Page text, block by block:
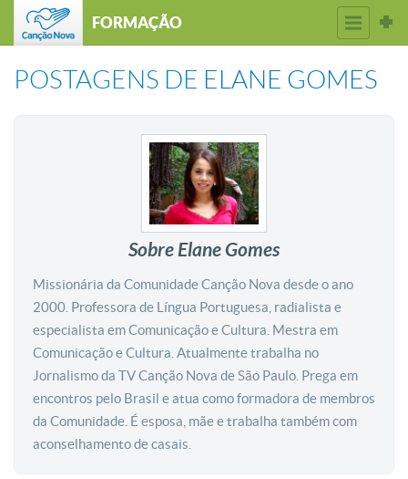
FORMAÇÃO
POSTAGENS DE ELANE GOMES
Sobre Elane Gomes
Missionária da Comunidade Canção Nova desde o ano
2000. Professora de Língua Portuguesa, radialista e
especialista em Comunicação e Cultura. Mestra em
Comunicação e Cultura. Atualmente trabalha no
Jornalismo da TV Canção Nova de São Paulo. Prega em
encontros pelo Brasil e atua como formadora de membros
da Comunidade. É esposa, mãe e trabalha também com
aconselhamento de casais.